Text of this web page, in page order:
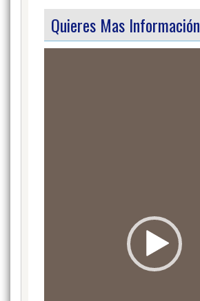
Quieres Mas Información